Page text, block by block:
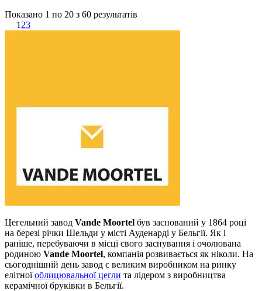
Показано 1 по 20 з 60 результатів
1 23
Цегельний завод Vande Moortel був заснований у 1864 році
на березі річки Шельди у місті Ауденарді у Бельгії. Як і
раніше, перебуваючи в місці свого заснування і очолювана
родиною Vande Moortel, компанія розвивається як ніколи. На
сьогоднішній день завод є великим виробником на ринку
елітноїоблицювальної цегли та лідером з виробництва
керамічної бруківки в Бельгії.